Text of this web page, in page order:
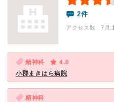
2件
アクセス数 7月:
精神科
4.0
小郡まきはら病院
精神科